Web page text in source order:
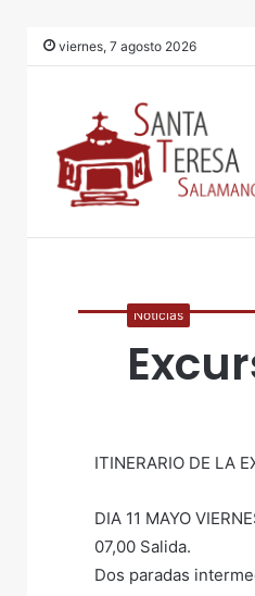
viernes, 7 agosto 2026
Noticias
ITINERARIO DE LA
DIA 11 MAYO
07,00 Salida.
Dos paradas